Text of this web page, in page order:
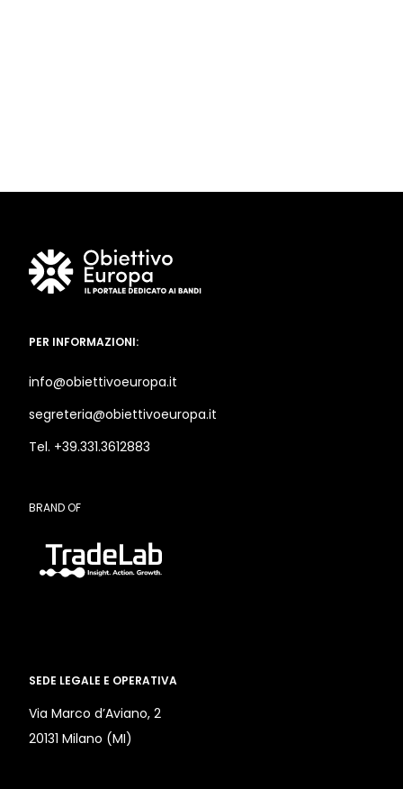
PER INFORMAZIONI:
info@obiettivoeuropa.it
segreteria@obiettivoeuropa.it
Tel. +39.331.3612883
BRAND OF
SEDE LEGALE E OPERATIVA
Via Marco d’Aviano, 2
20131 Milano (MI)